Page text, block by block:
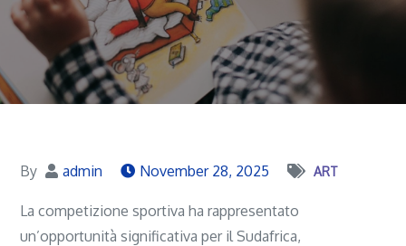
By admin November 28, 2025 ART
La competizione sportiva ha rappresentato
un’opportunità significativa per il Sudafrica,